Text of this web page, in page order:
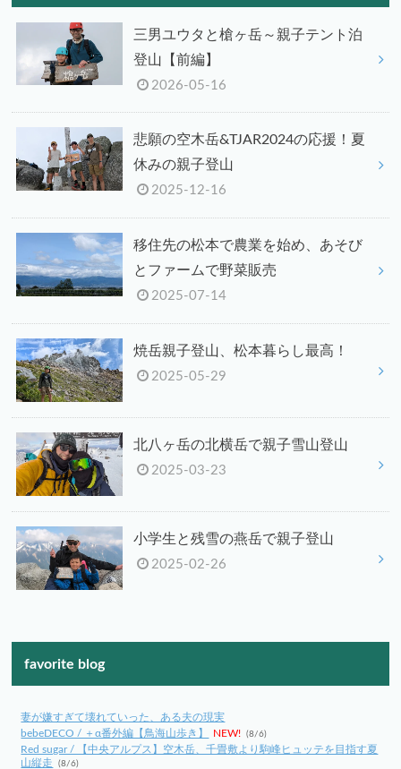
三男ユウタと槍ヶ岳～親子テント泊
登山【前編】
2026-05-16
悲願の空木岳&TJAR2024の応援！夏
休みの親子登山
2025-12-16
移住先の松本で農業を始め、あそび
とファームで野菜販売
2025-07-14
焼岳親子登山、松本暮らし最高！
2025-05-29
北八ヶ岳の北横岳で親子雪山登山
2025-03-23
小学生と残雪の燕岳で親子登山
2025-02-26
favorite blog
妻が嫌すぎて壊れていった、ある夫の現実
bebeDECO / ＋α番外編【鳥海山歩き】
NEW! (8/6)
Red sugar / 【中央アルプス】空木岳、千畳敷より駒峰ヒュッテを目指す夏
山縦走
(8/6)